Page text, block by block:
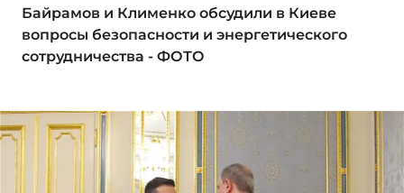
Байрамов и Клименко обсудили в Киеве
вопросы безопасности и энергетического
сотрудничества - ФОТО